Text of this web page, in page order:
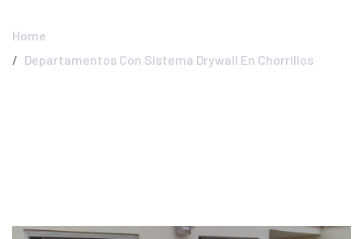
Home
Departamentos Con Sistema Drywall En Chorrillos